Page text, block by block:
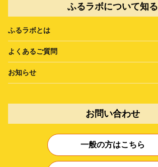
ふるラボについて知る
ふるラボとは
よくあるご質問
お知らせ
お問い合わせ
一般の方はこちら